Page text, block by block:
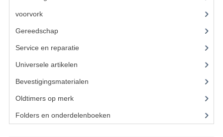
SPROEIERSET BING KLEIN 44-021
SPROEIERSET BING ZESKANT 44-051
voorvork(27)
Gereedschap(5)
Service en reparatie
Universele artikelen
Bevestigingsmaterialen
Oldtimers op merk(73)
Folders en onderdelenboeken